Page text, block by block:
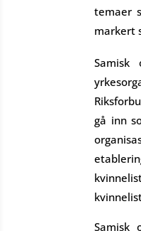
temaer
markert
Samisk
gå inn
Samisk